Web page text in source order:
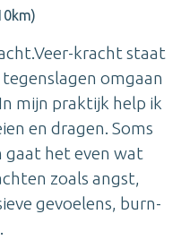
kracht staat
omgaan
mijn praktijk help ik
en dragen. Soms
gaat het even wat
zoals angst,
gevoelens, burn-